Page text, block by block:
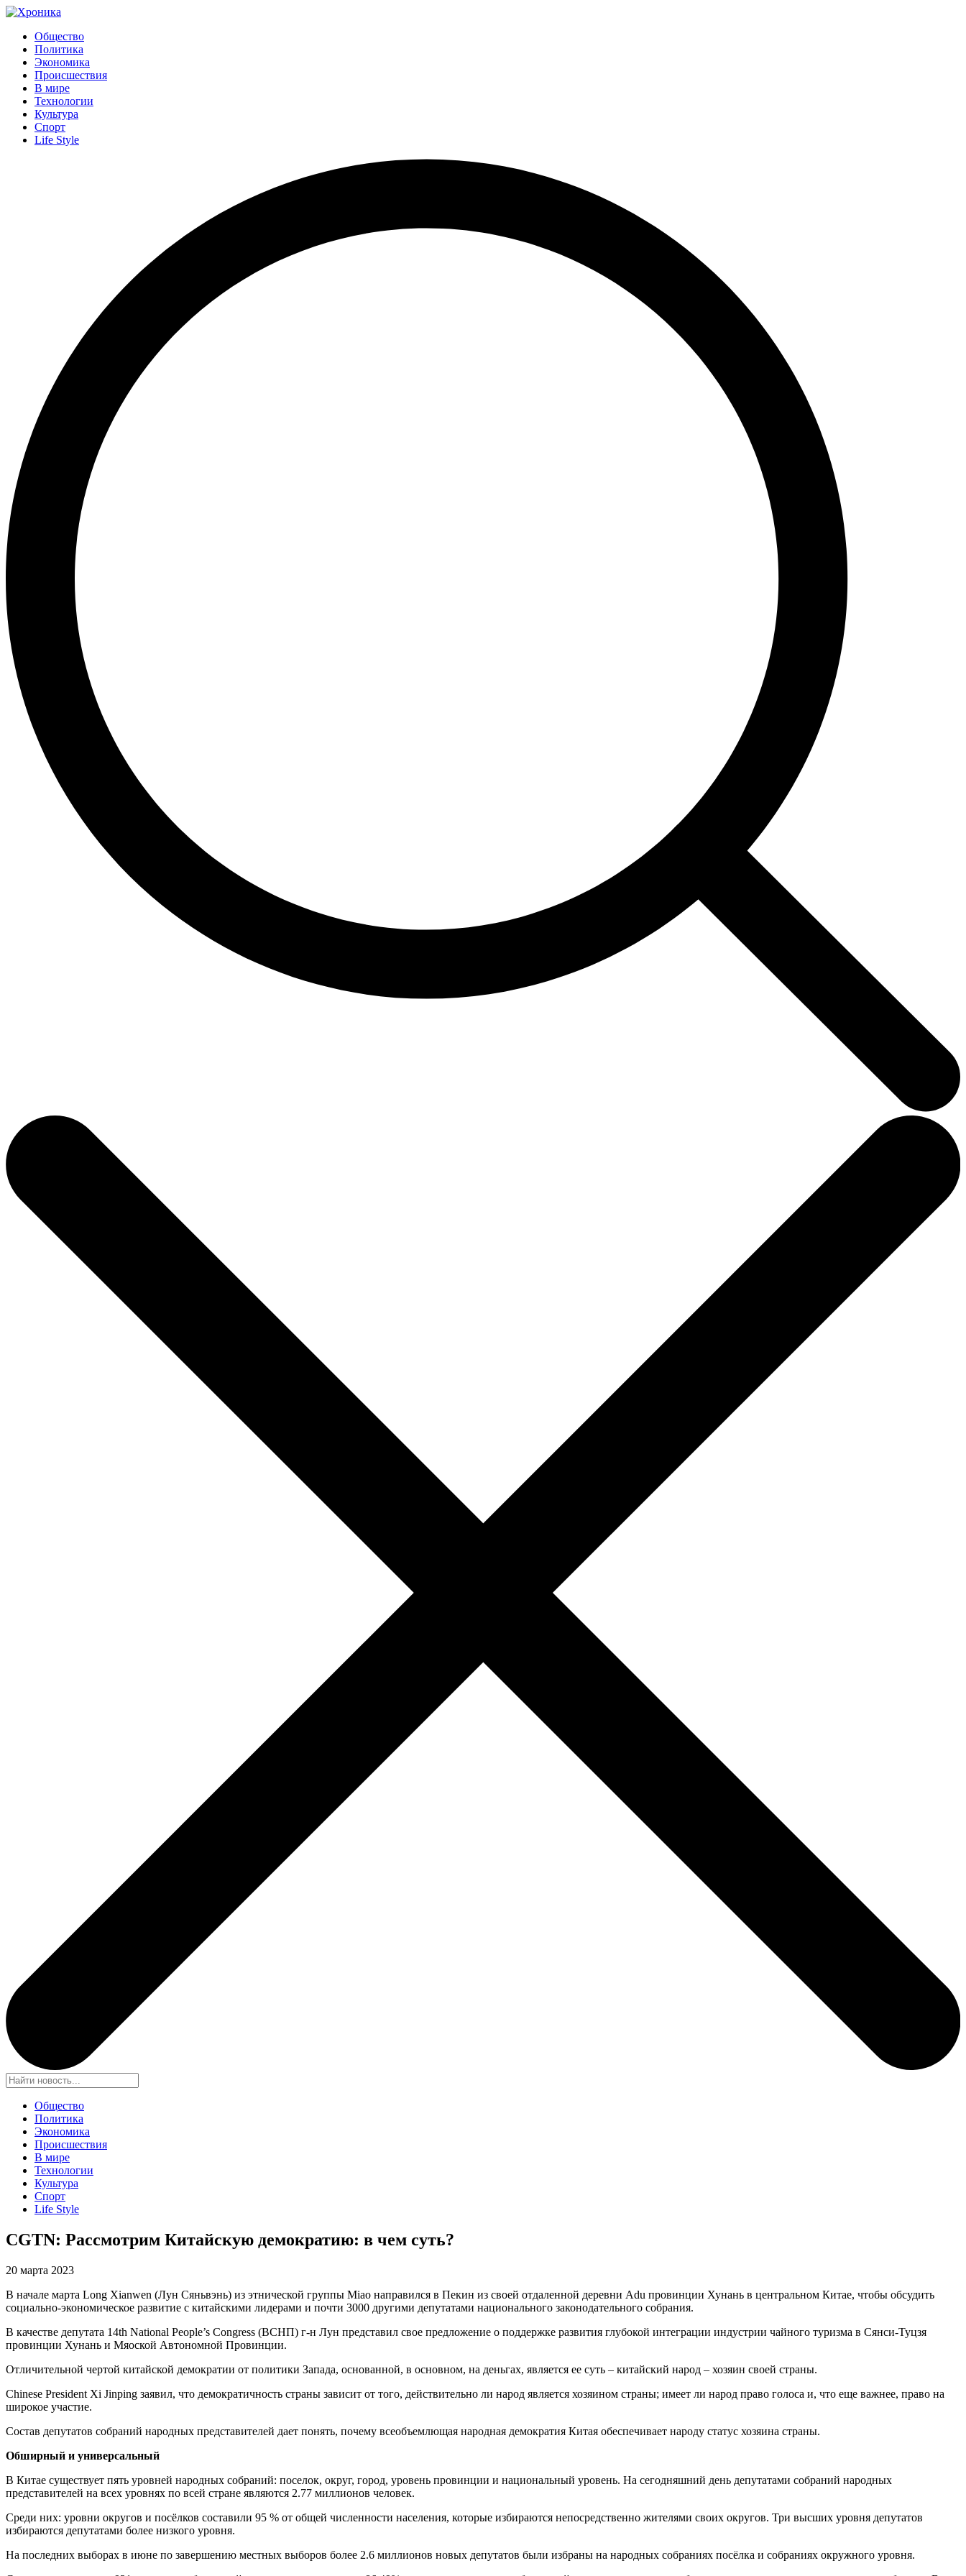
Общество
Политика
Экономика
Происшествия
В мире
Технологии
Культура
Спорт
Life Style
Общество
Политика
Экономика
Происшествия
В мире
Технологии
Культура
Спорт
Life Style
CGTN: Рассмотрим Китайскую демократию: в чем суть?
20 марта 2023
В начале марта Long Xianwen (Лун Сяньвэнь) из этнической группы Miao направился в Пекин из своей отдаленной деревни Adu провинции Хунань в центральном Китае, чтобы обсудить
социально-экономическое развитие с китайскими лидерами и почти 3000 другими депутатами национального законодательного собрания.
В качестве депутата 14th National People’s Congress (ВСНП) г-н Лун представил свое предложение о поддержке развития глубокой интеграции индустрии чайного туризма в Сянси-Туцзя
провинции Хунань и Мяоской Автономной Провинции.
Отличительной чертой китайской демократии от политики Запада, основанной, в основном, на деньгах, является ее суть – китайский народ – хозяин своей страны.
Chinese President Xi Jinping заявил, что демократичность страны зависит от того, действительно ли народ является хозяином страны; имеет ли народ право голоса и, что еще важнее, право на
широкое участие.
Состав депутатов собраний народных представителей дает понять, почему всеобъемлющая народная демократия Китая обеспечивает народу статус хозяина страны.
Обширный и универсальный
В Китае существует пять уровней народных собраний: поселок, округ, город, уровень провинции и национальный уровень. На сегодняшний день депутатами собраний народных
представителей на всех уровнях по всей стране являются 2.77 миллионов человек.
Среди них: уровни округов и посёлков составили 95 % от общей численности населения, которые избираются непосредственно жителями своих округов. Три высших уровня депутатов
избираются депутатами более низкого уровня.
На последних выборах в июне по завершению местных выборов более 2.6 миллионов новых депутатов были избраны на народных собраниях посёлка и собраниях окружного уровня.